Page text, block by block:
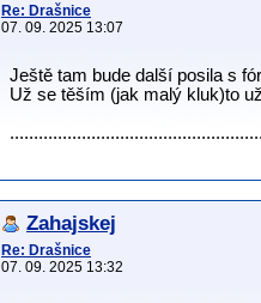
Re: Drašnice
07. 09. 2025 13:07
Ještě tam bude další posila s
Už se těším (jak malý kluk)to
Zahajskej
Re: Drašnice
07. 09. 2025 13:32